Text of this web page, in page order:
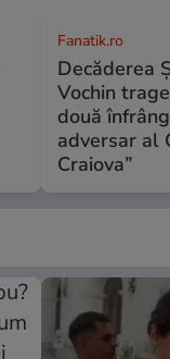
Fanatik.ro
Decăderea
Vochin
două
adversar al
Craiova”